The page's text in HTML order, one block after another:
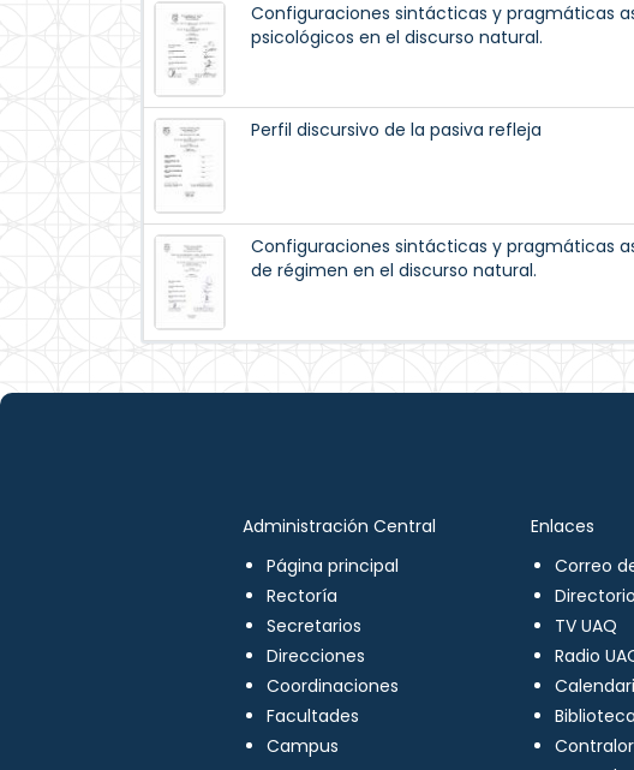
Configuraciones sintácticas y pragmáticas
psicológicos en el discurso natural.
Perfil discursivo de la pasiva refleja
Configuraciones sintácticas y pragmáticas
de régimen en el discurso natural.
Administración Central
Página principal
Rectoría
Secretarios
Direcciones
Coordinaciones
Facultades
Campus
Enlaces
Correo
Directorio
TV UAQ
Radio